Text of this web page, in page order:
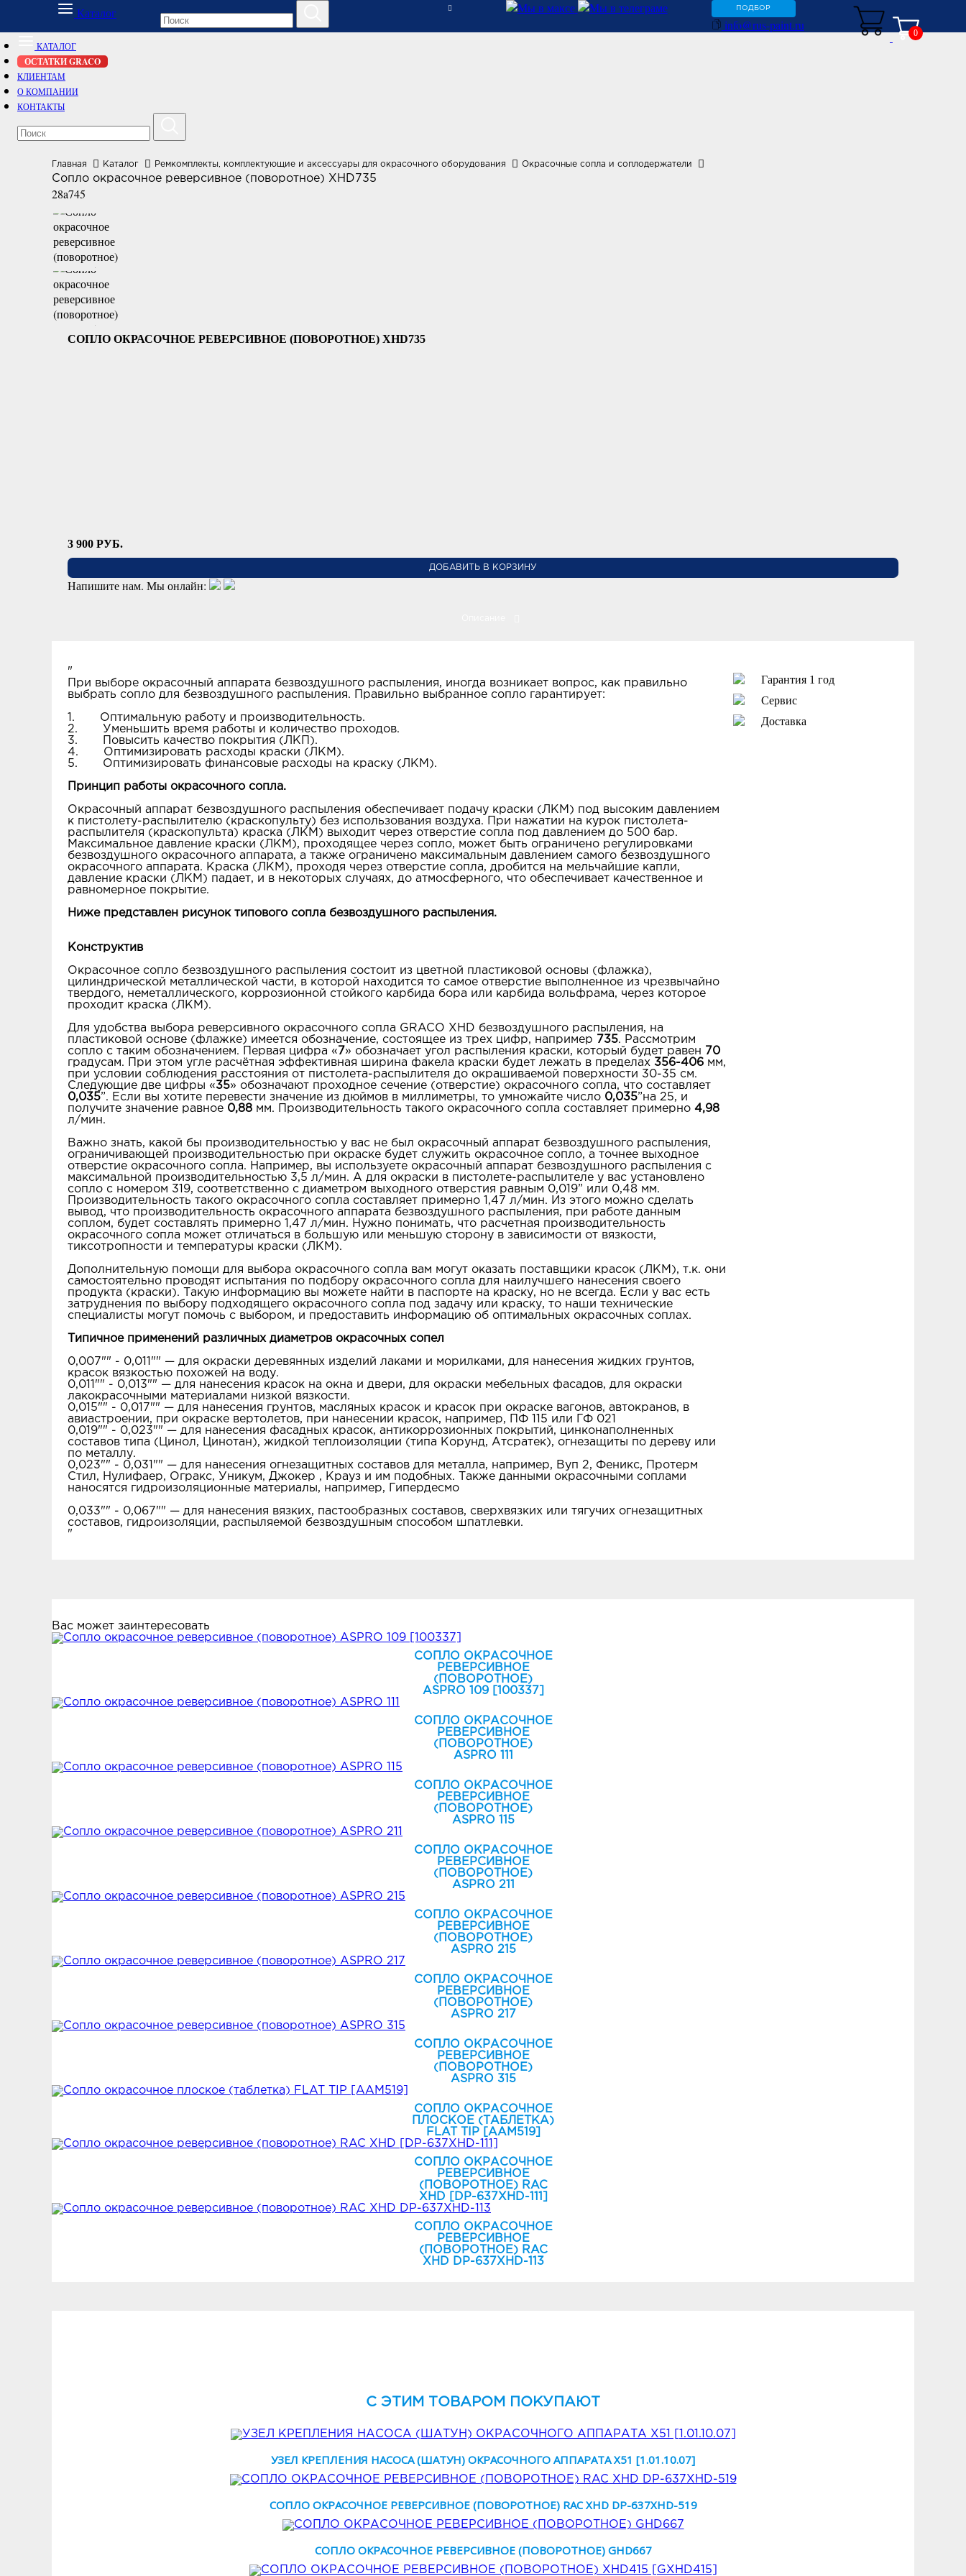
Каталог ПОДБОР
info@rus-paint.ru
0
КАТАЛОГ
ОСТАТКИ GRACO
КЛИЕНТАМ
О КОМПАНИИ
КОНТАКТЫ
Главная Каталог Ремкомплекты, комплектующие и аксессуары для окрасочного оборудования Окрасочные сопла и соплодержатели
Сопло окрасочное реверсивное (поворотное) XHD735
28a745
СОПЛО ОКРАСОЧНОЕ РЕВЕРСИВНОЕ (ПОВОРОТНОЕ) XHD735
3 900 РУБ.
ДОБАВИТЬ В КОРЗИНУ
Напишите нам. Мы онлайн:
Гарантия 1 год
Сервис
Доставка
"
При выборе окрасочный аппарата безвоздушного распыления, иногда возникает вопрос, как правильно
выбрать сопло для безвоздушного распыления. Правильно выбранное сопло гарантирует:
1. Оптимальную работу и производительность.
2. Уменьшить время работы и количество проходов.
3. Повысить качество покрытия (ЛКП).
4. Оптимизировать расходы краски (ЛКМ).
5. Оптимизировать финансовые расходы на краску (ЛКМ).
Принцип работы окрасочного сопла.
Окрасочный аппарат безвоздушного распыления обеспечивает подачу краски (ЛКМ) под высоким давлением
к пистолету-распылителю (краскопульту) без использования воздуха. При нажатии на курок пистолета-
распылителя (краскопульта) краска (ЛКМ) выходит через отверстие сопла под давлением до 500 бар.
Максимальное давление краски (ЛКМ), проходящее через сопло, может быть ограничено регулировками
безвоздушного окрасочного аппарата, а также ограничено максимальным давлением самого безвоздушного
окрасочного аппарата. Краска (ЛКМ), проходя через отверстие сопла, дробится на мельчайшие капли,
давление краски (ЛКМ) падает, и в некоторых случаях, до атмосферного, что обеспечивает качественное и
равномерное покрытие.
Ниже представлен рисунок типового сопла безвоздушного распыления.
Конструктив
Окрасочное сопло безвоздушного распыления состоит из цветной пластиковой основы (флажка),
цилиндрической металлической части, в которой находится то самое отверстие выполненное из чрезвычайно
твердого, неметаллического, коррозионной стойкого карбида бора или карбида вольфрама, через которое
проходит краска (ЛКМ).
Для удобства выбора реверсивного окрасочного сопла GRACO XHD безвоздушного распыления, на
пластиковой основе (флажке) имеется обозначение, состоящее из трех цифр, например 735. Рассмотрим
сопло с таким обозначением. Первая цифра « 7» обозначает угол распыления краски, который будет равен 70
градусам. При этом угле расчётная эффективная ширина факела краски будет лежать в пределах 356-406 мм,
при условии соблюдения расстояния от пистолета-распылителя до окрашиваемой поверхности 30-35 см.
Следующие две цифры «35» обозначают проходное сечение (отверстие) окрасочного сопла, что составляет
0,035”. Если вы хотите перевести значение из дюймов в миллиметры, то умножайте число 0,035”на 25, и
получите значение равное 0,88 мм. Производительность такого окрасочного сопла составляет примерно 4,98
л/мин.
Важно знать, какой бы производительностью у вас не был окрасочный аппарат безвоздушного распыления,
ограничивающей производительностью при окраске будет служить окрасочное сопло, а точнее выходное
отверстие окрасочного сопла. Например, вы используете окрасочный аппарат безвоздушного распыления с
максимальной производительностью 3,5 л/мин. А для окраски в пистолете-распылителе у вас установлено
сопло с номером 319, соответственно с диаметром выходного отверстия равным 0,019” или 0,48 мм.
Производительность такого окрасочного сопла составляет примерно 1,47 л/мин. Из этого можно сделать
вывод, что производительность окрасочного аппарата безвоздушного распыления, при работе данным
соплом, будет составлять примерно 1,47 л/мин. Нужно понимать, что расчетная производительность
окрасочного сопла может отличаться в большую или меньшую сторону в зависимости от вязкости,
тиксотропности и температуры краски (ЛКМ).
Дополнительную помощи для выбора окрасочного сопла вам могут оказать поставщики красок (ЛКМ), т.к. они
самостоятельно проводят испытания по подбору окрасочного сопла для наилучшего нанесения своего
продукта (краски). Такую информацию вы можете найти в паспорте на краску, но не всегда. Если у вас есть
затруднения по выбору подходящего окрасочного сопла под задачу или краску, то наши технические
специалисты могут помочь с выбором, и предоставить информацию об оптимальных окрасочных соплах.
Типичное применений различных диаметров окрасочных сопел
0,007"" - 0,011"" — для окраски деревянных изделий лаками и морилками, для нанесения жидких грунтов,
красок вязкостью похожей на воду.
0,011"" - 0,013"" — для нанесения красок на окна и двери, для окраски мебельных фасадов, для окраски
лакокрасочными материалами низкой вязкости.
0,015"" - 0,017"" — для нанесения грунтов, масляных красок и красок при окраске вагонов, автокранов, в
авиастроении, при окраске вертолетов, при нанесении красок, например, ПФ 115 или ГФ 021
0,019"" - 0,023"" — для нанесения фасадных красок, антикоррозионных покрытий, цинконаполненных
составов типа (Цинол, Цинотан), жидкой теплоизоляции (типа Корунд, Атсратек), огнезащиты по дереву или
по металлу.
0,023"" - 0,031"" — для нанесения огнезащитных составов для металла, например, Вуп 2, Феникс, Протерм
Стил, Нулифаер, Огракс, Уникум, Джокер , Крауз и им подобных. Также данными окрасочными соплами
наносятся гидроизоляционные материалы, например, Гипердесмо
0,033"" - 0,067"" — для нанесения вязких, пастообразных составов, сверхвязких или тягучих огнезащитных
составов, гидроизоляции, распыляемой безвоздушным способом шпатлевки.
"
Вас может заинтересовать
СОПЛО ОКРАСОЧНОЕ
РЕВЕРСИВНОЕ
(ПОВОРОТНОЕ)
ASPRO 109 [100337]
СОПЛО ОКРАСОЧНОЕ
РЕВЕРСИВНОЕ
(ПОВОРОТНОЕ)
ASPRO 111
СОПЛО ОКРАСОЧНОЕ
РЕВЕРСИВНОЕ
(ПОВОРОТНОЕ)
ASPRO 115
СОПЛО ОКРАСОЧНОЕ
РЕВЕРСИВНОЕ
(ПОВОРОТНОЕ)
ASPRO 211
СОПЛО ОКРАСОЧНОЕ
РЕВЕРСИВНОЕ
(ПОВОРОТНОЕ)
ASPRO 215
СОПЛО ОКРАСОЧНОЕ
РЕВЕРСИВНОЕ
(ПОВОРОТНОЕ)
ASPRO 217
СОПЛО ОКРАСОЧНОЕ
РЕВЕРСИВНОЕ
(ПОВОРОТНОЕ)
ASPRO 315
СОПЛО ОКРАСОЧНОЕ
ПЛОСКОЕ (ТАБЛЕТКА)
FLAT TIP [AAM519]
СОПЛО ОКРАСОЧНОЕ
РЕВЕРСИВНОЕ
(ПОВОРОТНОЕ) RAC
XHD [DP-637XHD-111]
СОПЛО ОКРАСОЧНОЕ
РЕВЕРСИВНОЕ
(ПОВОРОТНОЕ) RAC
XHD DP-637XHD-113
C ЭТИМ ТОВАРОМ ПОКУПАЮТ
УЗЕЛ КРЕПЛЕНИЯ НАСОСА (ШАТУН) ОКРАСОЧНОГО АППАРАТА X51 [1.01.10.07]
СОПЛО ОКРАСОЧНОЕ РЕВЕРСИВНОЕ (ПОВОРОТНОЕ) RAC XHD DP-637XHD-519
СОПЛО ОКРАСОЧНОЕ РЕВЕРСИВНОЕ (ПОВОРОТНОЕ) GHD667